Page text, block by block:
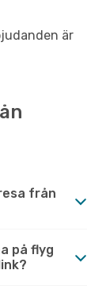
är
från
på flyg